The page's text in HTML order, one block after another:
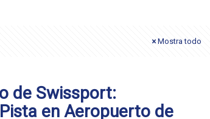
Mostra todo
de Swissport:
en Aeropuerto de